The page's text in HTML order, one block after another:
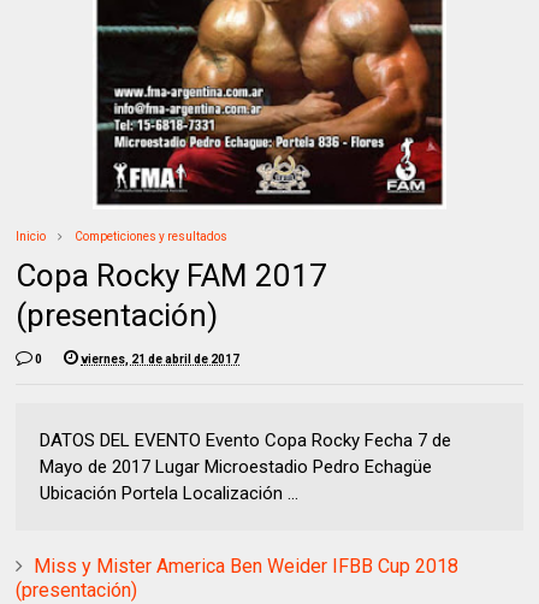
Inicio Competiciones y resultados
Copa Rocky FAM 2017
(presentación)
0 viernes, 21 de abril de 2017
DATOS DEL EVENTO Evento Copa Rocky Fecha 7 de
Mayo de 2017 Lugar Microestadio Pedro Echagüe
Ubicación Portela Localización ...
Miss y Mister America Ben Weider IFBB Cup 2018
(presentación)